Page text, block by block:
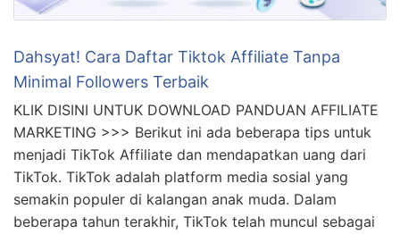
Dahsyat! Cara Daftar Tiktok Affiliate Tanpa
Minimal Followers Terbaik
KLIK DISINI UNTUK DOWNLOAD PANDUAN AFFILIATE
MARKETING >>> Berikut ini ada beberapa tips untuk
menjadi TikTok Affiliate dan mendapatkan uang dari
TikTok. TikTok adalah platform media sosial yang
semakin populer di kalangan anak muda. Dalam
beberapa tahun terakhir, TikTok telah muncul sebagai